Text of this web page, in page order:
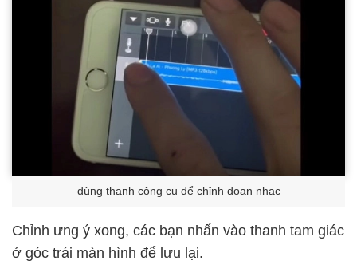
dùng thanh công cụ để chỉnh đoạn nhạc
Chỉnh ưng ý xong, các bạn nhấn vào thanh tam giác
ở góc trái màn hình để lưu lại.